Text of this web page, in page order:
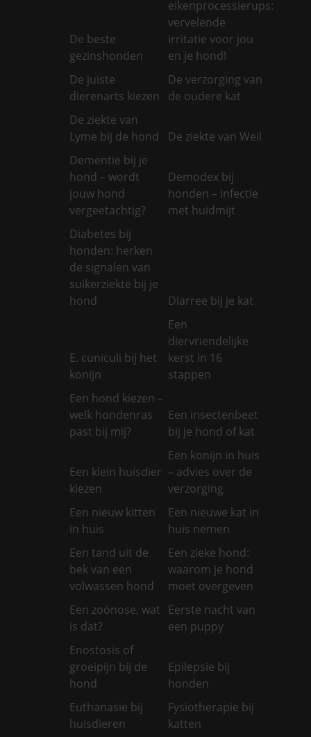
De beste
gezinshonden
eikenprocessierups:
vervelende
irritatie voor jou
en je hond!
De juiste
dierenarts kiezen
De verzorging van
de oudere kat
De ziekte van
Lyme bij de hond
De ziekte van Weil
Dementie bij je
hond – wordt
jouw hond
vergeetachtig?
Demodex bij
honden – infectie
met huidmijt
Diabetes bij
honden: herken
de signalen van
suikerziekte bij je
hond
Diarree bij je kat
E. cuniculi bij het
konijn
Een
diervriendelijke
kerst in 16
stappen
Een hond kiezen –
welk hondenras
past bij mij?
Een insectenbeet
bij je hond of kat
Een klein huisdier
kiezen
Een konijn in huis
– advies over de
verzorging
Een nieuw kitten
in huis
Een nieuwe kat in
huis nemen
Een tand uit de
bek van een
volwassen hond
Een zieke hond:
waarom je hond
moet overgeven
Een zoönose, wat
is dat?
Eerste nacht van
een puppy
Enostosis of
groeipijn bij de
hond
Epilepsie bij
honden
Euthanasie bij
huisdieren
Fysiotherapie bij
katten